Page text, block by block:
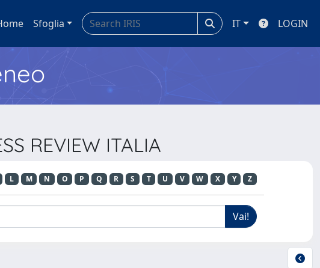
Sfoglia IT LOGIN
REVIEW ITALIA
L M N O P Q R S T U V W X Y Z